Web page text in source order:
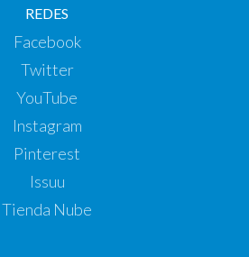
REDES
Facebook
Twitter
YouTube
Instagram
Pinterest
Issuu
Tienda Nube